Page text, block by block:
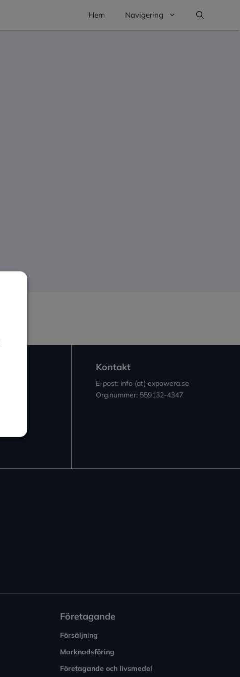
Hem Navigering
Kontakt
E-post: info (at) expowera.se
Org.nummer: 559132-4347
Företagande
Försäljning
Marknadsföring
Företagande och livsmedel